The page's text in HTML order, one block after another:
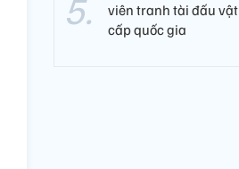
viên tranh tài đấu vật
cấp quốc gia